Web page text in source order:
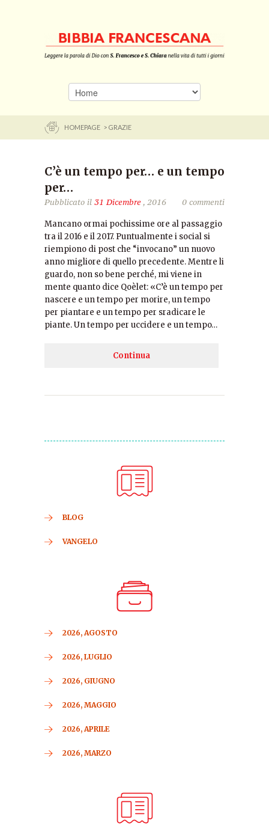
HOMEPAGE > GRAZIE
C’è un tempo per… e un tempo
per…
Pubblicato il 31 Dicembre, 2016 0 commenti
Mancano ormai pochissime ore al passaggio
tra il 2016 e il 2017. Puntualmente i social si
riempiono di post che “invocano” un nuovo
anno migliore di quello precedente. Mentre li
guardo, non so bene perché, mi viene in
mente quanto dice Qoèlet: «C’è un tempo per
nascere e un tempo per morire, un tempo
per piantare e un tempo per sradicare le
piante. Un tempo per uccidere e un tempo…
Continua
BLOG
VANGELO
2026, AGOSTO
2026, LUGLIO
2026, GIUGNO
2026, MAGGIO
2026, APRILE
2026, MARZO